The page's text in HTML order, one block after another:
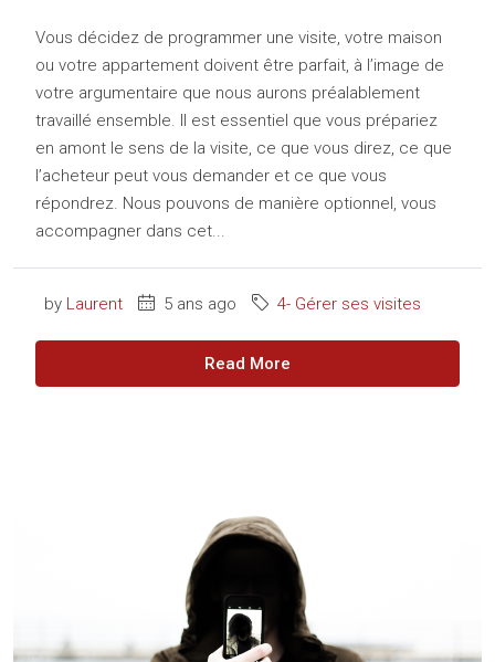
Vous décidez de programmer une visite, votre maison
ou votre appartement doivent être parfait, à l’image de
votre argumentaire que nous aurons préalablement
travaillé ensemble. Il est essentiel que vous prépariez
en amont le sens de la visite, ce que vous direz, ce que
l’acheteur peut vous demander et ce que vous
répondrez. Nous pouvons de manière optionnel, vous
accompagner dans cet...
by Laurent 5 ans ago 4- Gérer ses visites
Read More